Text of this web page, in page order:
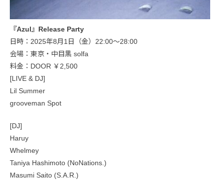
『Azul』Release Party
日時：2025年8月1日（金）22:00〜28:00
会場：東京・中目黒 solfa
料金：DOOR ￥2,500
[LIVE & DJ]
Lil Summer
grooveman Spot
[DJ]
Haruy
Whelmey
Taniya Hashimoto (NoNations.)
Masumi Saito (S.A.R.)